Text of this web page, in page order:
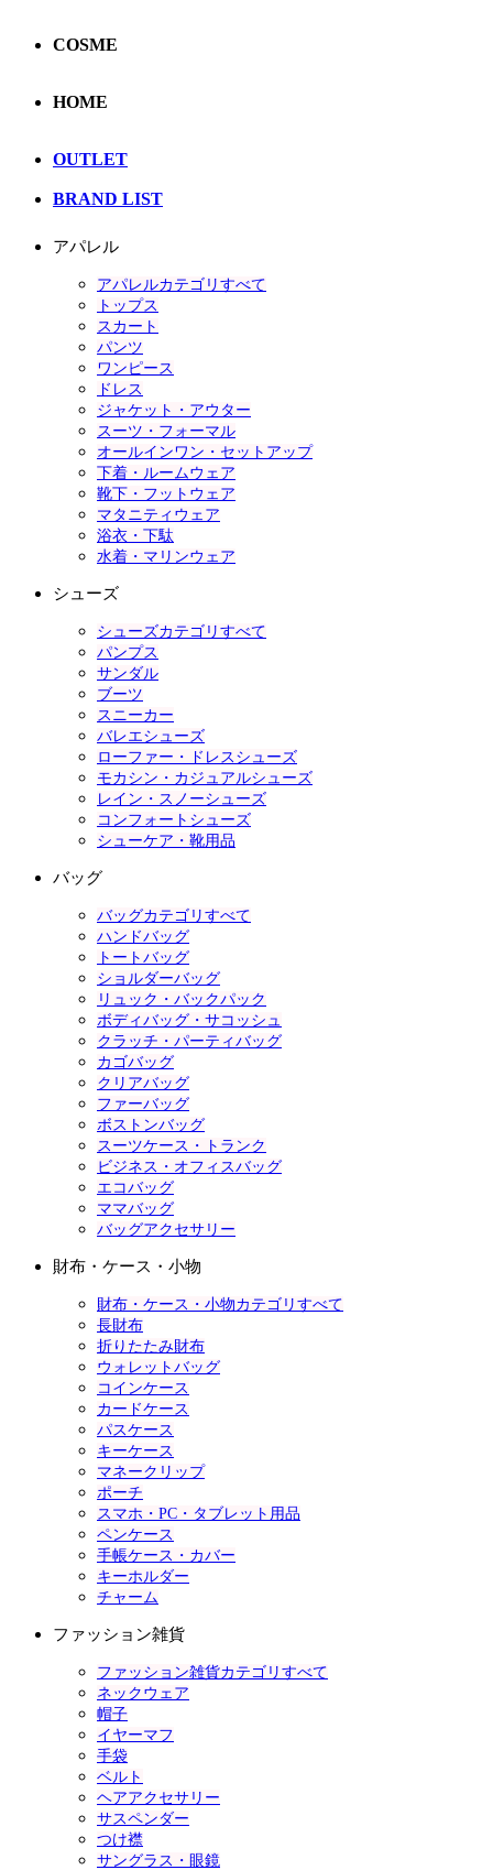
COSME
HOME
OUTLET
BRAND LIST
アパレル
アパレルカテゴリすべて
トップス
スカート
パンツ
ワンピース
ドレス
ジャケット・アウター
スーツ・フォーマル
オールインワン・セットアップ
下着・ルームウェア
靴下・フットウェア
マタニティウェア
浴衣・下駄
水着・マリンウェア
シューズ
シューズカテゴリすべて
パンプス
サンダル
ブーツ
スニーカー
バレエシューズ
ローファー・ドレスシューズ
モカシン・カジュアルシューズ
レイン・スノーシューズ
コンフォートシューズ
シューケア・靴用品
バッグ
バッグカテゴリすべて
ハンドバッグ
トートバッグ
ショルダーバッグ
リュック・バックパック
ボディバッグ・サコッシュ
クラッチ・パーティバッグ
カゴバッグ
クリアバッグ
ファーバッグ
ボストンバッグ
スーツケース・トランク
ビジネス・オフィスバッグ
エコバッグ
ママバッグ
バッグアクセサリー
財布・ケース・小物
財布・ケース・小物カテゴリすべて
長財布
折りたたみ財布
ウォレットバッグ
コインケース
カードケース
パスケース
キーケース
マネークリップ
ポーチ
スマホ・PC・タブレット用品
ペンケース
手帳ケース・カバー
キーホルダー
チャーム
ファッション雑貨
ファッション雑貨カテゴリすべて
ネックウェア
帽子
イヤーマフ
手袋
ベルト
ヘアアクセサリー
サスペンダー
つけ襟
サングラス・眼鏡